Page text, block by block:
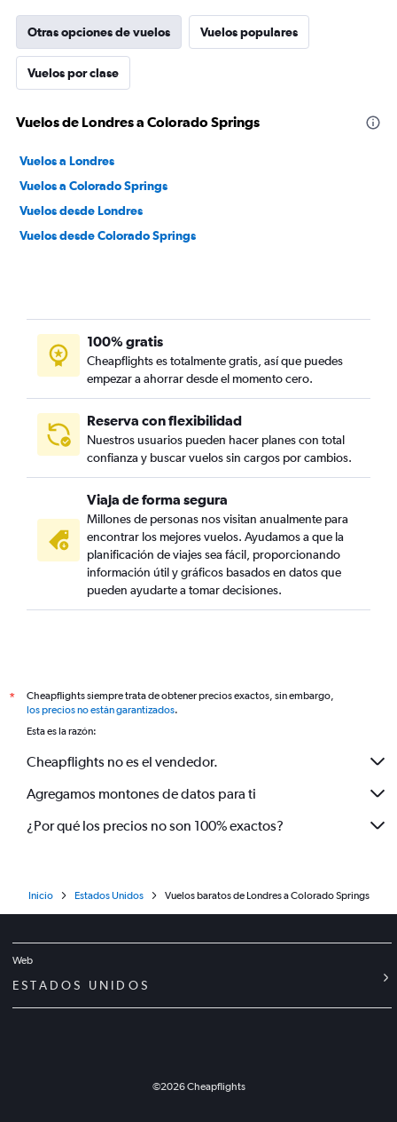
Otras opciones de vuelos Vuelos populares
Vuelos por clase
Vuelos de Londres a Colorado Springs
Vuelos a Londres
Vuelos a Colorado Springs
Vuelos desde Londres
Vuelos desde Colorado Springs
100% gratis
Cheapflights es totalmente gratis, así que puedes
empezar a ahorrar desde el momento cero.
Reserva con flexibilidad
Nuestros usuarios pueden hacer planes con total
confianza y buscar vuelos sin cargos por cambios.
Viaja de forma segura
Millones de personas nos visitan anualmente para
encontrar los mejores vuelos. Ayudamos a que la
planificación de viajes sea fácil, proporcionando
información útil y gráficos basados en datos que
pueden ayudarte a tomar decisiones.
*
Cheapflights siempre trata de obtener precios exactos, sin embargo,
los precios no están garantizados.
Esta es la razón:
Cheapflights no es el vendedor.
Agregamos montones de datos para ti
¿Por qué los precios no son 100% exactos?
Inicio Estados Unidos Vuelos baratos de Londres a Colorado Springs
Web
ESTADOS UNIDOS
©2026Cheapflights